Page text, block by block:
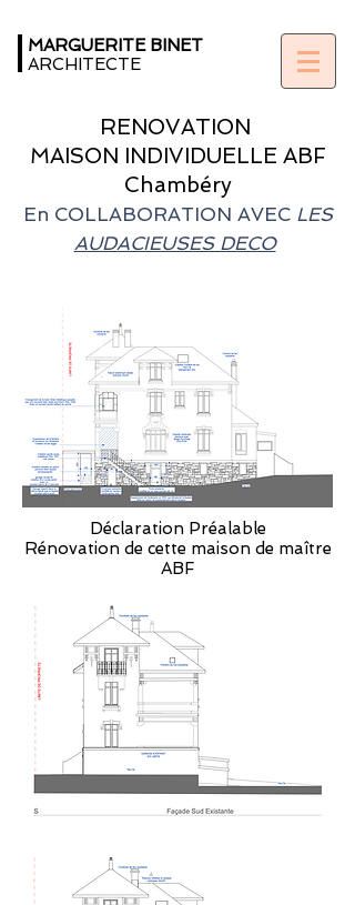
MARGUERITE BINET
ARCHITECTE
RENOVATION
MAISON INDIVIDUELLE ABF
Chambéry
En COLLABORATION AVEC LES
AUDACIEUSES DECO
Déclaration Préalable
Rénovation de cette maison de maître
ABF